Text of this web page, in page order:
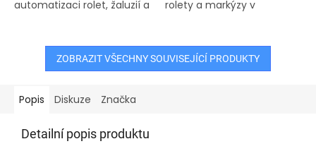
automatizaci rolet, žaluzií a
možné nebo výhodné
rolety a markýzy v
dispozici kabeláž. Díky
mesh síti...
ZOBRAZIT VŠECHNY SOUVISEJÍCÍ PRODUKTY
Popis Diskuze Značka
Detailní popis produktu